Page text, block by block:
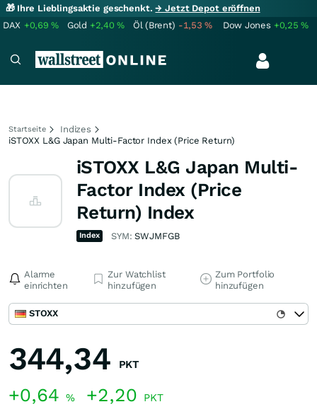
🎁 Ihre Lieblingsaktie geschenkt.→ Jetzt Depot eröffnen
DAX +0,69% Gold +2,40% Öl (Brent) -1,53% Dow Jones +0,25%
Startseite
Indizes
iSTOXX L&G Japan Multi-Factor Index (Price Return)
iSTOXX L&G Japan Multi-
Factor Index (Price
Return) Index
Index SYM:SWJMFGB
Alarme
einrichten
Zur Watchlist
hinzufügen
Zum Portfolio
hinzufügen
STOXX
344,34 PKT
+0,64 % +2,20 PKT